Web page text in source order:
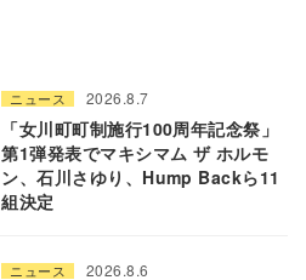
ニュース 2026.8.7
「女川町町制施行100周年記念祭」
第1弾発表でマキシマム ザ ホルモ
ン、石川さゆり、Hump Backら11
組決定
ニュース 2026.8.6